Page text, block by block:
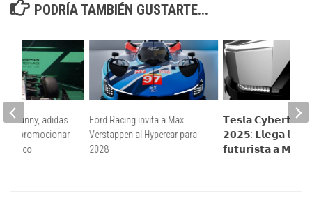
PODRÍA TAMBIÉN GUSTARTE...
Ford Racing invita a Max
Verstappen al Hypercar para
2028
𝗧𝗲𝘀𝗹𝗮
𝟮𝟬𝟮𝟱: 𝗟𝗹𝗲𝗴𝗮 𝗹𝗮
𝗳𝘂𝘁𝘂𝗿𝗶𝘀𝘁𝗮 𝗮
Bunny, adidas
promocionar
Rico